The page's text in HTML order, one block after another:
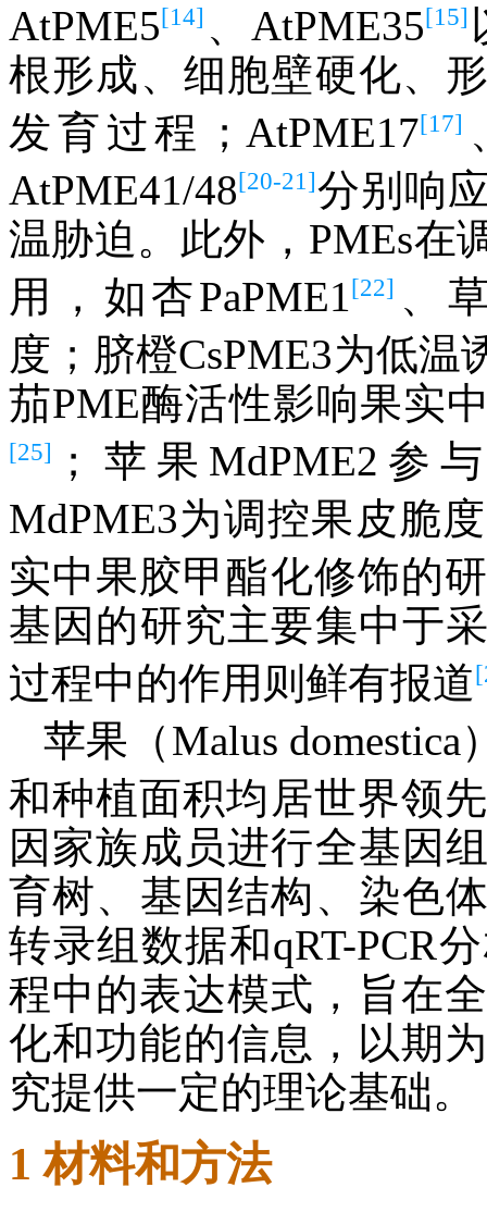
AtPME5[14] 、AtPME35[15]
根形成、细胞壁硬化、
发育过程；AtPME17[17]
AtPME41/48[20-21]分别响
温胁迫。此外，PMEs在
用，如杏PaPME1[22] 、
度；脐橙CsPME3为低
茄PME酶活性影响果实
[25]
；苹果MdPME2
MdPME3为调控果皮脆
实中果胶甲酯化修饰的
基因的研究主要集中于
过程中的作用则鲜有报道
苹果（Malus
和种植面积均居世界领
因家族成员进行全基因
育树、基因结构、染色
转录组数据和qRT-PCR
程中的表达模式，旨在
化和功能的信息，以期
究提供一定的理论基础。
1 材料和方法